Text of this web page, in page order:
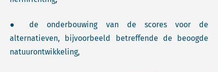
● de onderbouwing van de scores voor de
alternatieven, bijvoorbeeld betreffende de beoogde
natuurontwikkeling,